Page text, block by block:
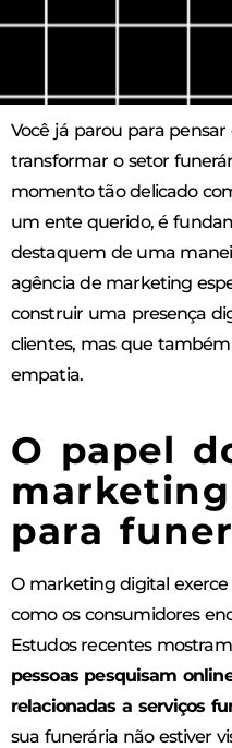
Você já parou para
transformar o setor
momento tão delicado
um ente querido, é
destaquem de uma
agência de marketing
construir uma presença
clientes, mas que
empatia.
O papel
para
O marketing digital
como os consumidores
Estudos recentes
pessoas pesquisam
relacionadas a serviços
sua funerária não estiver